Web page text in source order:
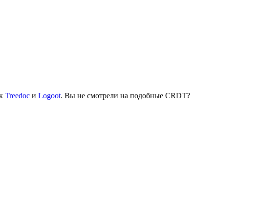
Treedoc и Logoot. Вы не смотрели на подобные CRDT?